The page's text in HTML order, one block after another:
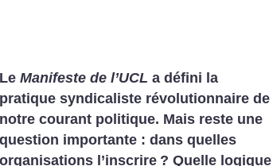
Le Manifeste de l’UCL a défini la
pratique syndicaliste révolutionnaire de
notre courant politique. Mais reste une
question importante : dans quelles
organisations l’inscrire ? Quelle logique